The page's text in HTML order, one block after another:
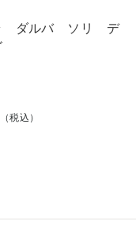
ダルバ ソリ デ
（税込）